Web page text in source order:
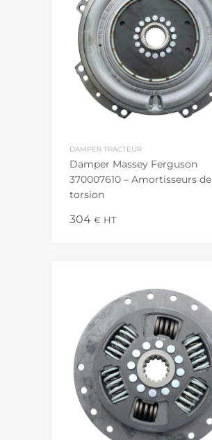
DAMPER TRACTEUR
Damper Massey Ferguson
370007610 – Amortisseurs de
torsion
304 € HT